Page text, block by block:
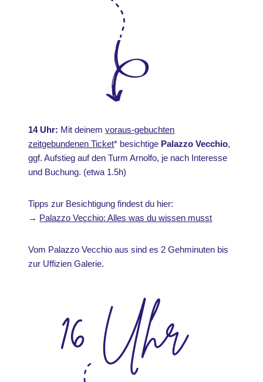
14 Uhr: Mit deinemvoraus-gebuchten
zeitgebundenen Ticket* besichtige Palazzo Vecchio,
ggf. Aufstieg auf den Turm Arnolfo, je nach Interesse
und Buchung. (etwa 1.5h)
Tipps zur Besichtigung findest du hier:
→ Palazzo Vecchio: Alles was du wissen musst
Vom Palazzo Vecchio aus sind es 2 Gehminuten bis
zur Uffizien Galerie.